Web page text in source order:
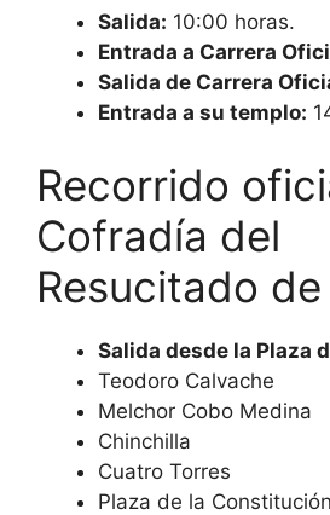
Salida: 10:00 horas.
Entrada a Carrera
Salida de Carrera
Entrada a su templo:
Recorrido
Cofradía del
Resucitado
Salida desde la Plaza
Teodoro Calvache
Melchor Cobo Medina
Chinchilla
Cuatro Torres
Plaza de la Constitución